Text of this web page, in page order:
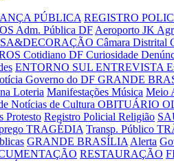
PÚBLICA REGISTRO
Adm. Pública DFAeroporto JK
Câmara Distrital
Cotidiano DF Curiosidade
ENTORNO SUL ENTREVISTA
Governo do DF GRANDE
Loteria Manifestações Música Meio
Notícias de Cultura OBITUÁRIO
Protesto Registro Policial Religião
TRAGÉDIA Transp. Público
GRANDE BRASÍLIAAlerta
RESTAURAÇÃO